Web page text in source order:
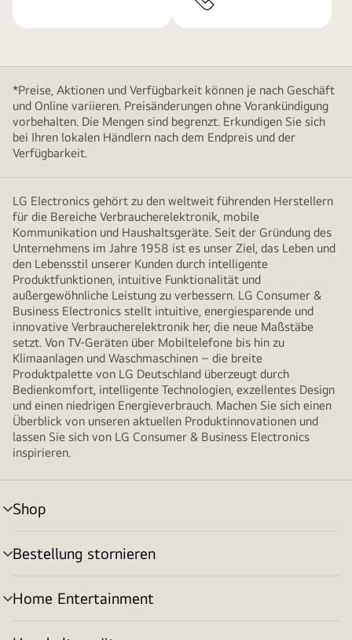
*Preise, Aktionen und Verfügbarkeit können je nach Geschäft
und Online variieren. Preisänderungen ohne Vorankündigung
vorbehalten. Die Mengen sind begrenzt. Erkundigen Sie sich
bei Ihren lokalen Händlern nach dem Endpreis und der
Verfügbarkeit.
LG Electronics gehört zu den weltweit führenden Herstellern
für die Bereiche Verbraucherelektronik, mobile
Kommunikation und Haushaltsgeräte. Seit der Gründung des
Unternehmens im Jahre 1958 ist es unser Ziel, das Leben und
den Lebensstil unserer Kunden durch intelligente
Produktfunktionen, intuitive Funktionalität und
außergewöhnliche Leistung zu verbessern. LG Consumer &
Business Electronics stellt intuitive, energiesparende und
innovative Verbraucherelektronik her, die neue Maßstäbe
setzt. Von TV-Geräten über Mobiltelefone bis hin zu
Klimaanlagen und Waschmaschinen – die breite
Produktpalette von LG Deutschland überzeugt durch
Bedienkomfort, intelligente Technologien, exzellentes Design
und einen niedrigen Energieverbrauch. Machen Sie sich einen
Überblick von unseren aktuellen Produktinnovationen und
lassen Sie sich von LG Consumer & Business Electronics
inspirieren.
Shop
Menü
umschalten
Bestellung stornieren
Menü
umschalten
Home Entertainment
Menü
umschalten